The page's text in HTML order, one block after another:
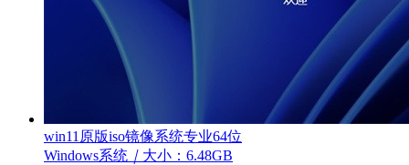
win11原版iso镜像系统专业64位
Windows系统 ｜ 大小：6.48GB